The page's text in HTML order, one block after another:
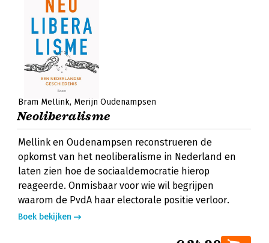
Bram Mellink Merijn Oudenampsen
Neoliberalisme
Mellink en Oudenampsen reconstrueren de
opkomst van het neoliberalisme in Nederland en
laten zien hoe de sociaaldemocratie hierop
reageerde. Onmisbaar voor wie wil begrijpen
waarom de PvdA haar electorale positie verloor.
Boek bekijken